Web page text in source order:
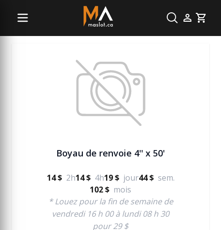
Cart
Pompe à eau
Boyau de renvoie 4'' x 50'
14 $ 2h14 $ 4h19 $ jour44 $ sem.
102 $ mois
* Louez pour la fin de semaine de
vendredi 16 h 00 à lundi 08 h 30
pour 29 $